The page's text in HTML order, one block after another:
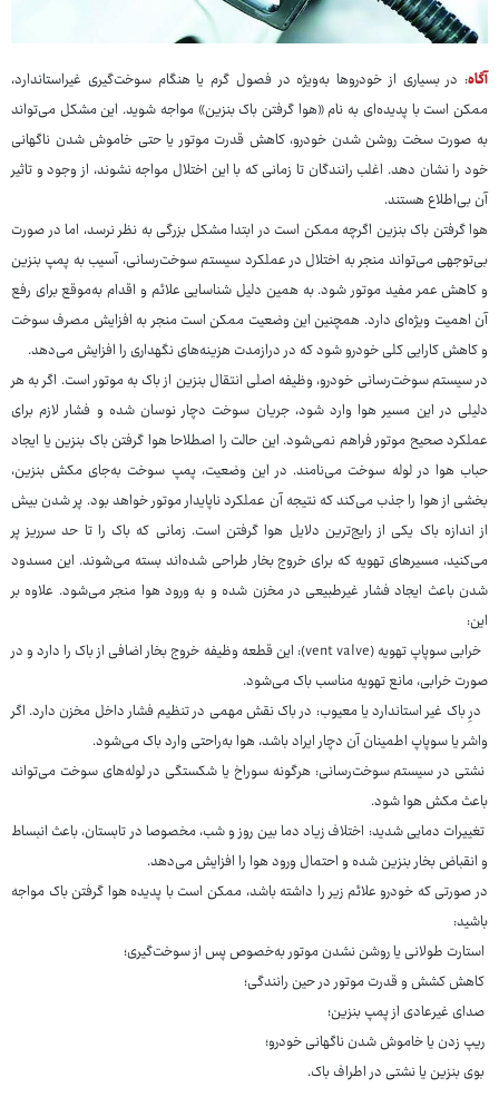
آگاه: در بسیاری از خودروها به‌ویژه در فصول گرم یا هنگام سوخت‌گیری غیراستاندارد،
ممکن است با پدیده‌ای به نام «هوا گرفتن باک بنزین» مواجه شوید. این مشکل می‌تواند
به صورت سخت روشن شدن خودرو، کاهش قدرت موتور یا حتی خاموش شدن ناگهانی
خود را نشان دهد. اغلب رانندگان تا زمانی که با این اختلال مواجه نشوند، از وجود و تاثیر
آن بی‌اطلاع هستند.
هوا گرفتن باک بنزین اگرچه ممکن است در ابتدا مشکل بزرگی به نظر نرسد، اما در صورت
بی‌توجهی می‌تواند منجر به اختلال در عملکرد سیستم سوخت‌رسانی، آسیب به پمپ بنزین
و کاهش عمر مفید موتور شود. به همین دلیل شناسایی علائم و اقدام به‌موقع برای رفع
آن اهمیت ویژه‌ای دارد. همچنین این وضعیت ممکن است منجر به افزایش مصرف سوخت
و کاهش کارایی کلی خودرو شود که در درازمدت هزینه‌های نگهداری را افزایش می‌دهد.
در سیستم سوخت‌رسانی خودرو، وظیفه اصلی انتقال بنزین از باک به موتور است. اگر به هر
دلیلی در این مسیر هوا وارد شود، جریان سوخت دچار نوسان شده و فشار لازم برای
عملکرد صحیح موتور فراهم نمی‌شود. این حالت را اصطلاحا هوا گرفتن باک بنزین یا ایجاد
حباب هوا در لوله سوخت می‌نامند. در این وضعیت، پمپ سوخت به‌جای مکش بنزین،
بخشی از هوا را جذب می‌کند که نتیجه آن عملکرد ناپایدار موتور خواهد بود. پر شدن بیش
از اندازه باک یکی از رایج‌ترین دلایل هوا گرفتن است. زمانی که باک را تا حد سرریز پر
می‌کنید، مسیرهای تهویه که برای خروج بخار طراحی شده‌اند بسته می‌شوند. این مسدود
شدن باعث ایجاد فشار غیرطبیعی در مخزن شده و به ورود هوا منجر می‌شود. علاوه بر
این:
خرابی سوپاپ تهویه (vent valve): این قطعه وظیفه خروج بخار اضافی از باک را دارد و در
صورت خرابی، مانع تهویه مناسب باک می‌شود.
درِ باک غیر استاندارد یا معیوب: در باک نقش مهمی در تنظیم فشار داخل مخزن دارد. اگر
واشر یا سوپاپ اطمینان آن دچار ایراد باشد، هوا به‌راحتی وارد باک می‌شود.
نشتی در سیستم سوخت‌رسانی: هرگونه سوراخ یا شکستگی در لوله‌های سوخت می‌تواند
باعث مکش هوا شود.
تغییرات دمایی شدید: اختلاف زیاد دما بین روز و شب، مخصوصا در تابستان، باعث انبساط
و انقباض بخار بنزین شده و احتمال ورود هوا را افزایش می‌دهد.
در صورتی که خودرو علائم زیر را داشته باشد، ممکن است با پدیده هوا گرفتن باک مواجه
باشید:
استارت طولانی یا روشن نشدن موتور به‌خصوص پس از سوخت‌گیری؛
کاهش کشش و قدرت موتور در حین رانندگی؛
صدای غیرعادی از پمپ بنزین؛
ریپ زدن یا خاموش شدن ناگهانی خودرو؛
بوی بنزین یا نشتی در اطراف باک.